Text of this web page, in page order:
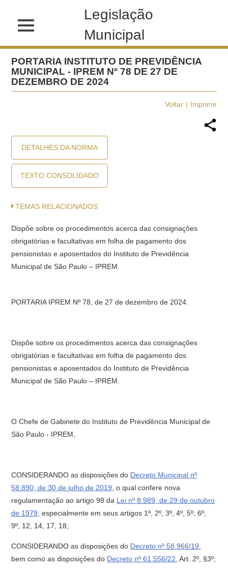
Legislação
Municipal
PORTARIA INSTITUTO DE PREVIDÊNCIA
MUNICIPAL - IPREM Nº 78 DE 27 DE
DEZEMBRO DE 2024
Voltar Imprimir
DETALHES DA NORMA
TEXTO CONSOLIDADO
TEMAS RELACIONADOS
Dispõe sobre os procedimentos acerca das consignações
obrigatórias e facultativas em folha de pagamento dos
pensionistas e aposentados do Instituto de Previdência
Municipal de São Paulo – IPREM.
PORTARIA IPREM Nº 78, de 27 de dezembro de 2024.
Dispõe sobre os procedimentos acerca das consignações
obrigatórias e facultativas em folha de pagamento dos
pensionistas e aposentados do Instituto de Previdência
Municipal de São Paulo – IPREM.
O Chefe de Gabinete do Instituto de Previdência Municipal de
São Paulo - IPREM,
CONSIDERANDO as disposições do Decreto Municipal nº
58.890, de 30 de julho de 2019 , o qual confere nova
regulamentação ao artigo 98 da Lei nº 8.989, de 29 de outubro
de 1979 , especialmente em seus artigos 1º, 2º, 3º, 4º, 5º, 6º,
9º, 12, 14, 17, 18;
CONSIDERANDO as disposições do Decreto nº 58.966/19
bem como as disposições do Decreto nº 61.556/22 , Art. 2º, §3º;